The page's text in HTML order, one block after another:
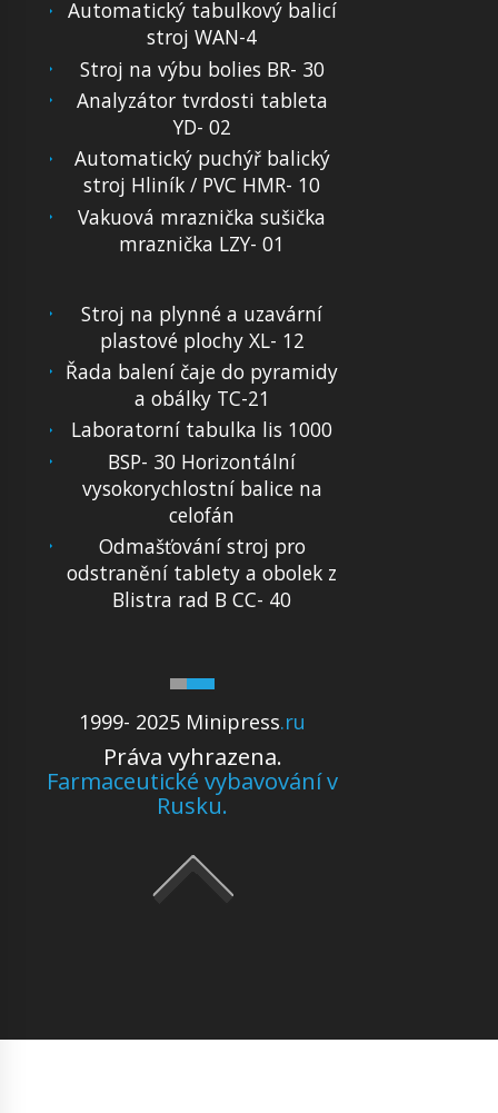
Automatický tabulkový balicí
stroj WAN-4
Stroj na výbu bolies BR- 30
Analyzátor tvrdosti tableta
YD- 02
Automatický puchýř balický
stroj Hliník / PVC HMR- 10
Vakuová mraznička sušička
mraznička LZY- 01
1999- 2025 Minipress.ru
Práva vyhrazena.
Farmaceutické vybavování v
Rusku.
Stroj na plynné a uzavární
plastové plochy XL- 12
Řada balení čaje do pyramidy
a obálky TC-21
Laboratorní tabulka lis 1000
BSP- 30 Horizontální
vysokorychlostní balice na
celofán
Odmašťování stroj pro
odstranění tablety a obolek z
Blistra rad B CC- 40